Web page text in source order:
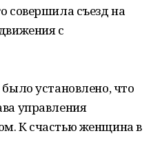
совершила съезд на
с
установлено, что
управления
К счастью женщина в